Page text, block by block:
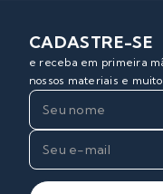
CADASTRE-SE
e receba em primeira
nossos materiais e